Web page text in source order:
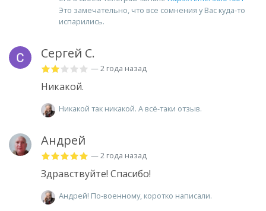
Это замечательно, что все сомнения у Вас куда-то
испарились.
Сергей С.
— 2 года назад
Никакой.
Никакой так никакой. А всё-таки отзыв.
Андрей
— 2 года назад
Здравствуйте! Спасибо!
Андрей! По-военному, коротко написали.